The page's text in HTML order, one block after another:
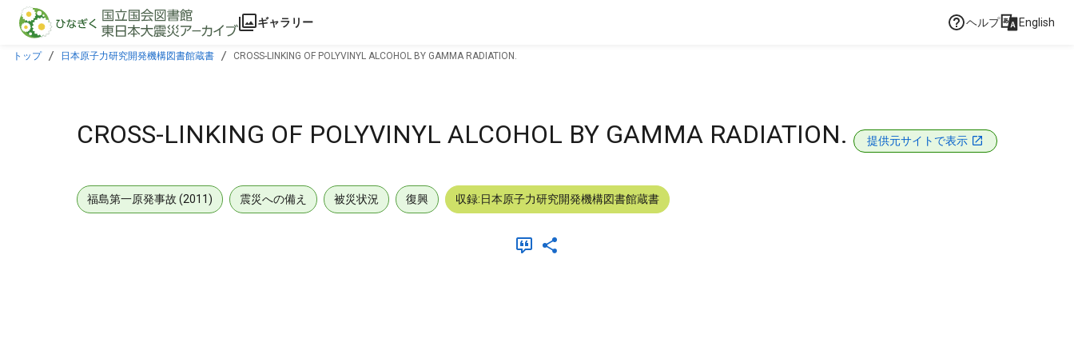
本文に飛ぶ
ギャラリー ヘルプ English
トップ 日本原子力研究開発機構図書館蔵書 CROSS-LINKING OF POLYVINYL ALCOHOL BY GAMMA RADIATION.
CROSS-LINKING OF POLYVINYL ALCOHOL BY GAMMA RADIATION. 提供元サイトで表示
福島第一原発事故 (2011) 震災への備え 被災状況 復興 収録:日本原子力研究開発機構図書館蔵書